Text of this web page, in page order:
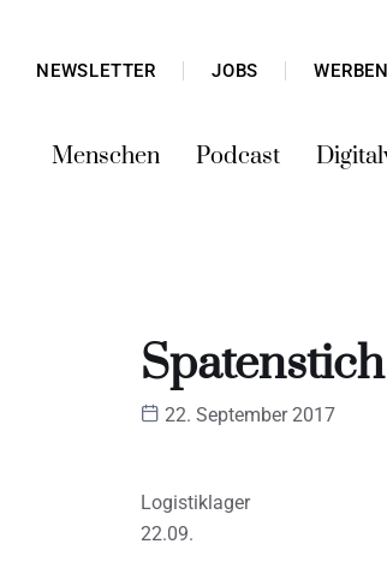
NEWSLETTER JOBS WERBEN
Menschen Podcast
Spatenstich
22. September 2017
Logistiklager
22.09.